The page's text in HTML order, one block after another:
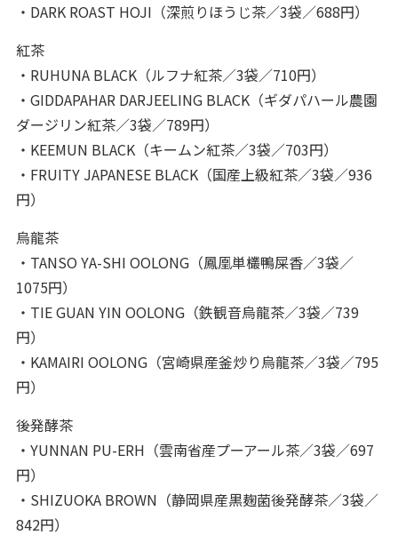
・DARK ROAST HOJI（深煎りほうじ茶／3袋／688円）
紅茶
・RUHUNA BLACK（ルフナ紅茶／3袋／710円）
・GIDDAPAHAR DARJEELING BLACK（ギダパハール農園
ダージリン紅茶／3袋／789円）
・KEEMUN BLACK（キームン紅茶／3袋／703円）
・FRUITY JAPANESE BLACK（国産上級紅茶／3袋／936
円）
烏龍茶
・TANSO YA-SHI OOLONG（鳳凰単欉鴨屎香／3袋／
1075円）
・TIE GUAN YIN OOLONG（鉄観音烏龍茶／3袋／739
円）
・KAMAIRI OOLONG（宮崎県産釜炒り烏龍茶／3袋／795
円）
後発酵茶
・YUNNAN PU-ERH（雲南省産プーアール茶／3袋／697
円）
・SHIZUOKA BROWN（静岡県産黒麹菌後発酵茶／3袋／
842円）